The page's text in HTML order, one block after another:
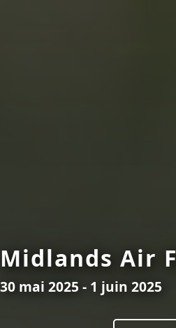
Midlands Air
30 mai 2025 - 1 juin 2025